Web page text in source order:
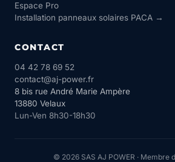
Espace Pro
Installation panneaux solaires PACA →
CONTACT
04 42 78 69 52
contact@aj-power.fr
8 bis rue André Marie Ampère
13880 Velaux
Lun-Ven 8h30-18h30
© 2026 SAS AJ POWER · Membre